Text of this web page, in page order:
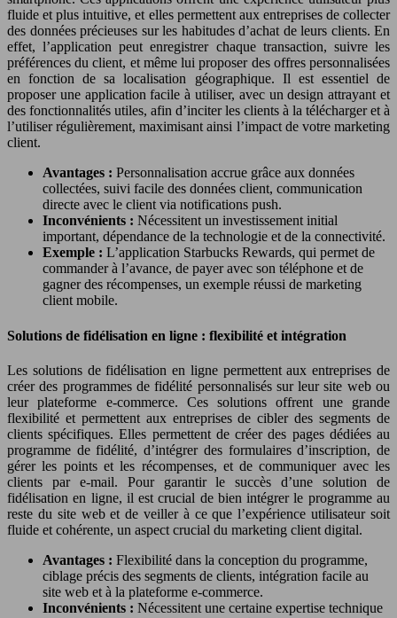
fluide et plus intuitive, et elles permettent aux entreprises de collecter
des données précieuses sur les habitudes d’achat de leurs clients. En
effet, l’application peut enregistrer chaque transaction, suivre les
préférences du client, et même lui proposer des offres personnalisées
en fonction de sa localisation géographique. Il est essentiel de
proposer une application facile à utiliser, avec un design attrayant et
des fonctionnalités utiles, afin d’inciter les clients à la télécharger et à
l’utiliser régulièrement, maximisant ainsi l’impact de votre marketing
client.
Avantages : Personnalisation accrue grâce aux données
collectées, suivi facile des données client, communication
directe avec le client via notifications push.
Inconvénients : Nécessitent un investissement initial
important, dépendance de la technologie et de la connectivité.
Exemple : L’application Starbucks Rewards, qui permet de
commander à l’avance, de payer avec son téléphone et de
gagner des récompenses, un exemple réussi de marketing
client mobile.
Solutions de fidélisation en ligne : flexibilité et intégration
Les solutions de fidélisation en ligne permettent aux entreprises de
créer des programmes de fidélité personnalisés sur leur site web ou
leur plateforme e-commerce. Ces solutions offrent une grande
flexibilité et permettent aux entreprises de cibler des segments de
clients spécifiques. Elles permettent de créer des pages dédiées au
programme de fidélité, d’intégrer des formulaires d’inscription, de
gérer les points et les récompenses, et de communiquer avec les
clients par e-mail. Pour garantir le succès d’une solution de
fidélisation en ligne, il est crucial de bien intégrer le programme au
reste du site web et de veiller à ce que l’expérience utilisateur soit
fluide et cohérente, un aspect crucial du marketing client digital.
Avantages : Flexibilité dans la conception du programme,
ciblage précis des segments de clients, intégration facile au
site web et à la plateforme e-commerce.
Inconvénients : Nécessitent une certaine expertise technique